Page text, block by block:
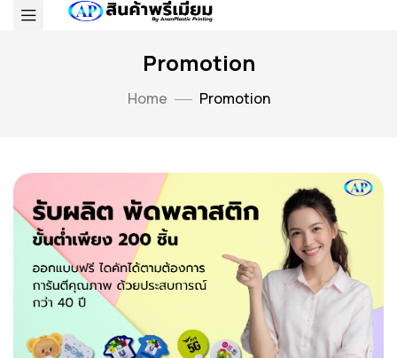
Promotion
Home Promotion